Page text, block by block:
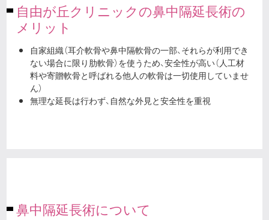
自由が丘クリニックの鼻中隔延長術の
メリット
自家組織（耳介軟骨や鼻中隔軟骨の一部、それらが利用でき
ない場合に限り肋軟骨）を使うため、安全性が高い（人工材
料や寄贈軟骨と呼ばれる他人の軟骨は一切使用していませ
ん）
無理な延長は行わず、自然な外見と安全性を重視
鼻中隔延長術について